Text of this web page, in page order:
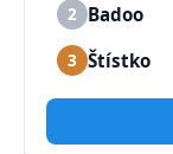
2 Badoo
3 Štístko